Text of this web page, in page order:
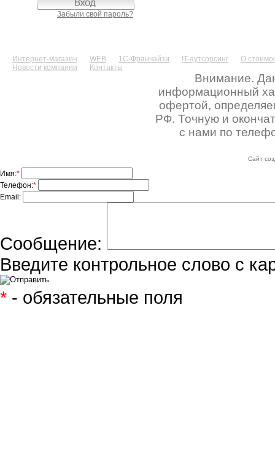
Забыли свой пароль?
Интернет-магазин WEB 1С-Франчайзи IT-аутсорсинг
О
Новости компании
Контакты
Внимание.
информационный
офертой,
РФ. Точную и
с нами по
Сайт
Имя:*
Телефон:*
Email:
Сообщение:
Введите контрольное слово с
* - обязательные поля